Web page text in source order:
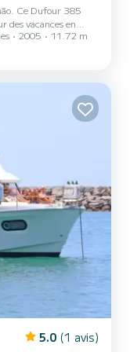
Ce Dufour 385
des vacances en
longueur hors
2005 11.72 m
5.0 (1 avis)